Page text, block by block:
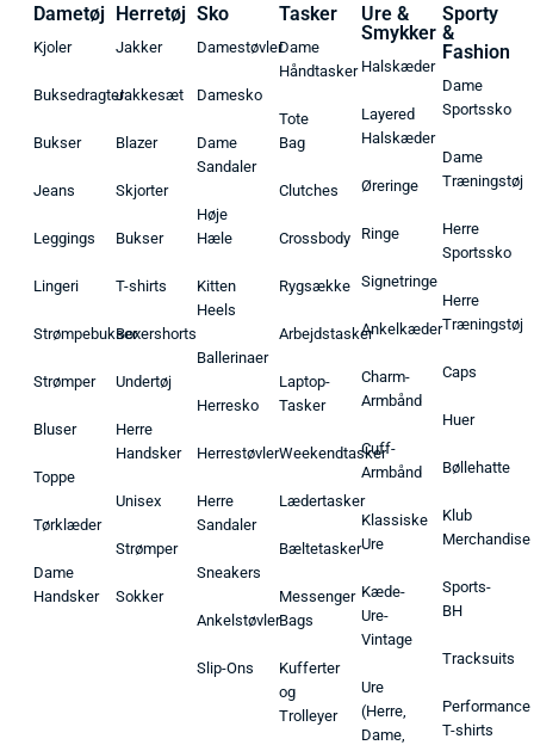
Dametøj
Kjoler
Buksedragter
Bukser
Jeans
Leggings
Lingeri
Strømpebukser
Strømper
Bluser
Toppe
Tørklæder
Dame
Handsker
Herretøj
Jakker
Jakkesæt
Blazer
Skjorter
Bukser
T-shirts
Boxershorts
Undertøj
Herre
Handsker
Unisex
Strømper
Sokker
Sko
Damestøvler
Damesko
Dame
Sandaler
Høje
Hæle
Kitten
Heels
Ballerinaer
Herresko
Herrestøvler
Herre
Sandaler
Sneakers
Ankelstøvler
Slip-Ons
Tasker
Dame
Håndtasker
Tote
Bag
Clutches
Crossbody
Rygsække
Arbejdstasker
Laptop-
Tasker
Weekendtasker
Lædertasker
Bæltetasker
Messenger
Bags
Kufferter
og
Trolleyer
Ure &
Smykker
Halskæder
Layered
Halskæder
Øreringe
Ringe
Signetringe
Ankelkæder
Charm-
Armbånd
Cuff-
Armbånd
Klassiske
Ure
Kæde-
Ure-
Vintage
Ure
(Herre,
Dame,
Sporty
&
Fashion
Dame
Sportssko
Dame
Træningstøj
Herre
Sportssko
Herre
Træningstøj
Caps
Huer
Bøllehatte
Klub
Merchandise
Sports-
BH
Tracksuits
Performance
T-shirts